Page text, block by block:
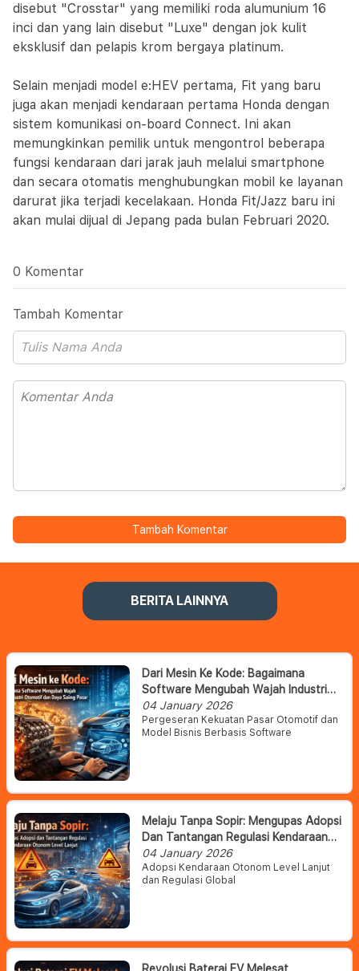
disebut "Crosstar" yang memiliki roda alumunium 16
inci dan yang lain disebut "Luxe" dengan jok kulit
eksklusif dan pelapis krom bergaya platinum.
Selain menjadi model e:HEV pertama, Fit yang baru
juga akan menjadi kendaraan pertama Honda dengan
sistem komunikasi on-board Connect. Ini akan
memungkinkan pemilik untuk mengontrol beberapa
fungsi kendaraan dari jarak jauh melalui smartphone
dan secara otomatis menghubungkan mobil ke layanan
darurat jika terjadi kecelakaan. Honda Fit/Jazz baru ini
akan mulai dijual di Jepang pada bulan Februari 2020.
0 Komentar
Tambah Komentar
Tambah Komentar
BERITA LAINNYA
Dari Mesin Ke Kode: Bagaimana
Software Mengubah Wajah Industri
Otomotif Dan Daya Saing Pasar
04 January 2026
Pergeseran Kekuatan Pasar Otomotif dan
Model Bisnis Berbasis Software
Melaju Tanpa Sopir: Mengupas Adopsi
Dan Tantangan Regulasi Kendaraan
Otonom Level Lanjut
04 January 2026
Adopsi Kendaraan Otonom Level Lanjut
dan Regulasi Global